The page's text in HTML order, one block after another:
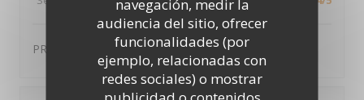
navegación, medir la
audiencia del sitio, ofrecer
funcionalidades (por
ejemplo, relacionadas con
redes sociales) o mostrar
PRODUIT FRAIS TRES BONNE QUALITE